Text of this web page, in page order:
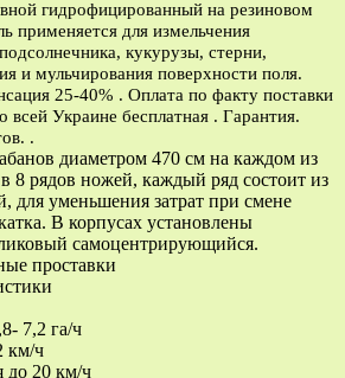
гидрофицированный на резиновом
применяется для измельчения
кукурузы, стерни,
и мульчирования поверхности поля.
25-40% . Оплата по факту поставки
всей Украине бесплатная . Гарантия.
.
диаметром 470 см на каждом из
8 рядов ножей, каждый ряд состоит из
для уменьшения затрат при смене
В корпусах установлены
самоцентрирующийся.
проставки
7,2 га/ч
км/ч
до 20 км/ч